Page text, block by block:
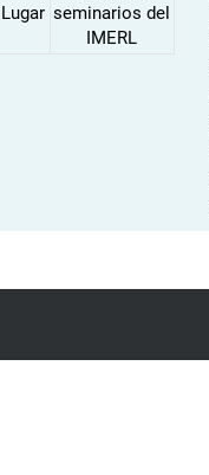
Lugar seminarios del
IMERL